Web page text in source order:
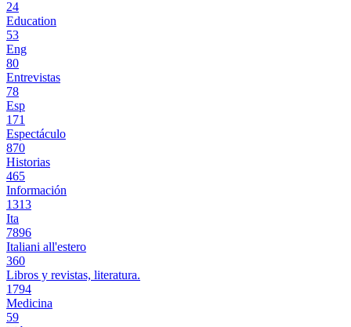
24
Education
53
Eng
80
Entrevistas
78
Esp
171
Espectáculo
870
Historias
465
Información
1313
Ita
7896
Italiani all'estero
360
Libros y revistas, literatura.
1794
Medicina
59